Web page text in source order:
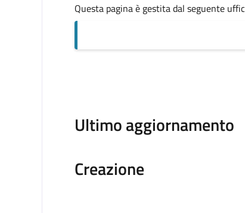
Questa pagina è gestita dal seguente
Ultimo aggiornamento
Creazione